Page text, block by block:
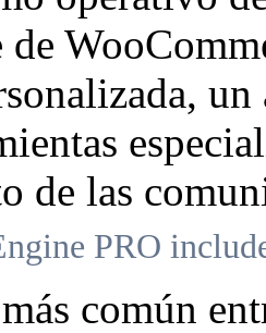
de
de las
PRO
común